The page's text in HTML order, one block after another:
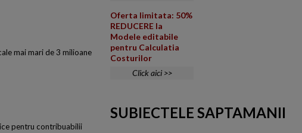
mai mari de 3 milioane
pentru contribuabilii
Oferta limitata: 50%
REDUCERE la
Modele editabile
pentru Calculatia
Costurilor
Click aici >>
SUBIECTELE SAPTAMANII